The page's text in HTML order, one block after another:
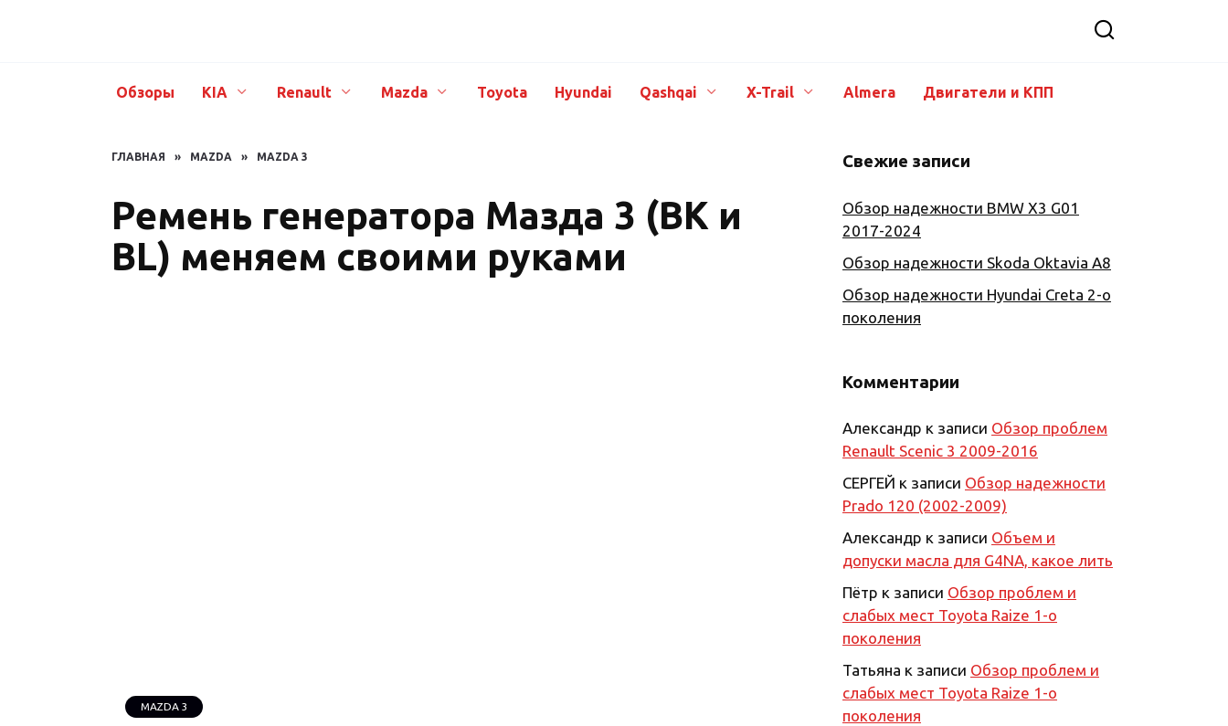
Обзоры KIA Renault Mazda Toyota Hyundai Qashqai X-Trail Almera Двигатели и КПП
ГЛАВНАЯ » MAZDA » MAZDA 3
Ремень генератора Мазда 3 (BK и
BL) меняем своими руками
MAZDA 3
Свежие записи
Обзор надежности BMW X3 G01
2017-2024
Обзор надежности Skoda Oktavia A8
Обзор надежности Hyundai Creta 2-о
поколения
Комментарии
Александр к записи Обзор проблем
Renault Scenic 3 2009-2016
СЕРГЕЙ к записи Обзор надежности
Prado 120 (2002-2009)
Александр к записи Объем и
допуски масла для G4NA, какое лить
Пётр к записи Обзор проблем и
слабых мест Toyota Raize 1-о
поколения
Татьяна к записи Обзор проблем и
слабых мест Toyota Raize 1-о
поколения